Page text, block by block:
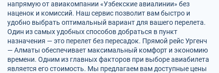
напрямую от авиакомпании «Узбекские авиалинии» без
наценок и комиссий. Наш сервис позволит вам быстро и
удобно выбрать оптимальный вариант для вашего перелета.
Один из самых удобных способов добраться в пункт
назначения — это перелет без пересадок. Прямой рейс Ургенч
— Алматы обеспечивает максимальный комфорт и экономию
времени. Одним из главных факторов при выборе авиабилета
является его стоимость. Мы предлагаем вам доступные цены